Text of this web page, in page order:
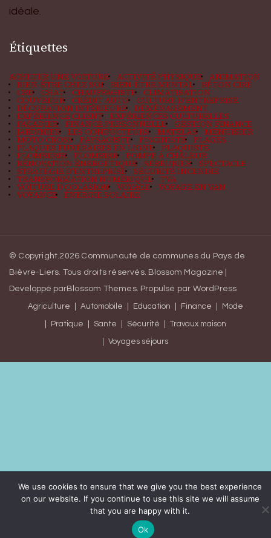
idéale.
Étiquettes
ACHETER UNE VOITURE ACTIVITÉ PHYSIQUE ANIMATION
BIEN-ÊTRE CHEZ SOI BIEN-ÊTRE MENTAL BÉTON CIRÉ
CBD CHAT CHAUFFAGISTE CLIMATISATION
COUVREUR CRÉDIT AUTO CULTURE D'ENTREPRISE
DÉCORATION INTÉRIEURE DÉMÉNAGEMENT
EXPÉRIENCE CLIENT EXPÉRIENCES CULTURELLES
FAÇADIER FINANCE PERSONNELLE GESTION FINANCE
JARDINIER LES CONDUCTEURS MATELAS MENUISIER
MOTO CROSS PAYSAGISTE PISCINISTE PLAGES
PLAQUES FUNÉRAIRES EN LIGNE PLAQUISTE
PLOMBERIE PLOMBIER POMPE À CHALEUR
RÉNOVATION ÉNERGÉTIQUE SERRURIER SPECTACLE
STRATÉGIE D'ENTREPRISE SÉCURITÉ INCENDIE
TRANSFORMATION NUMÉRIQUE TVA
VOITURE D'OCCASION VOYAGE VOYAGE EN VAN
VOYANCE ÉNERGIE SOLAIRE
© Copyright.2026 Communauté de communes du Pays de
Bièvre-Liers. Tous droits réservés. Blossom Magazine |
Developpé parBlossom Themes. Propulsé par WordPress
Agriculture Automobile Education Finance Mode
Pratique Sante Sécurité Travaux maison
Voyages séjours
We use cookies to ensure that we give you the best experience
on our website. If you continue to use this site we will assume
that you are happy with it.
Ok